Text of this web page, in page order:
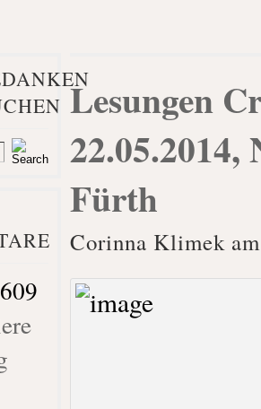
Lesungen
Fürth
Corinna Klimek